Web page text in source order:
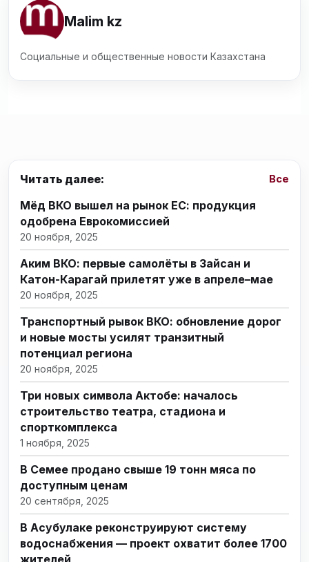
Malim kz
Социальные и общественные новости Казахстана
Читать далее: Все
Мёд ВКО вышел на рынок ЕС: продукция
одобрена Еврокомиссией
20 ноября, 2025
Аким ВКО: первые самолёты в Зайсан и
Катон-Карагай прилетят уже в апреле–мае
20 ноября, 2025
Транспортный рывок ВКО: обновление дорог
и новые мосты усилят транзитный
потенциал региона
20 ноября, 2025
Три новых символа Актобе: началось
строительство театра, стадиона и
спорткомплекса
1 ноября, 2025
В Семее продано свыше 19 тонн мяса по
доступным ценам
20 сентября, 2025
В Асубулаке реконструируют систему
водоснабжения — проект охватит более 1700